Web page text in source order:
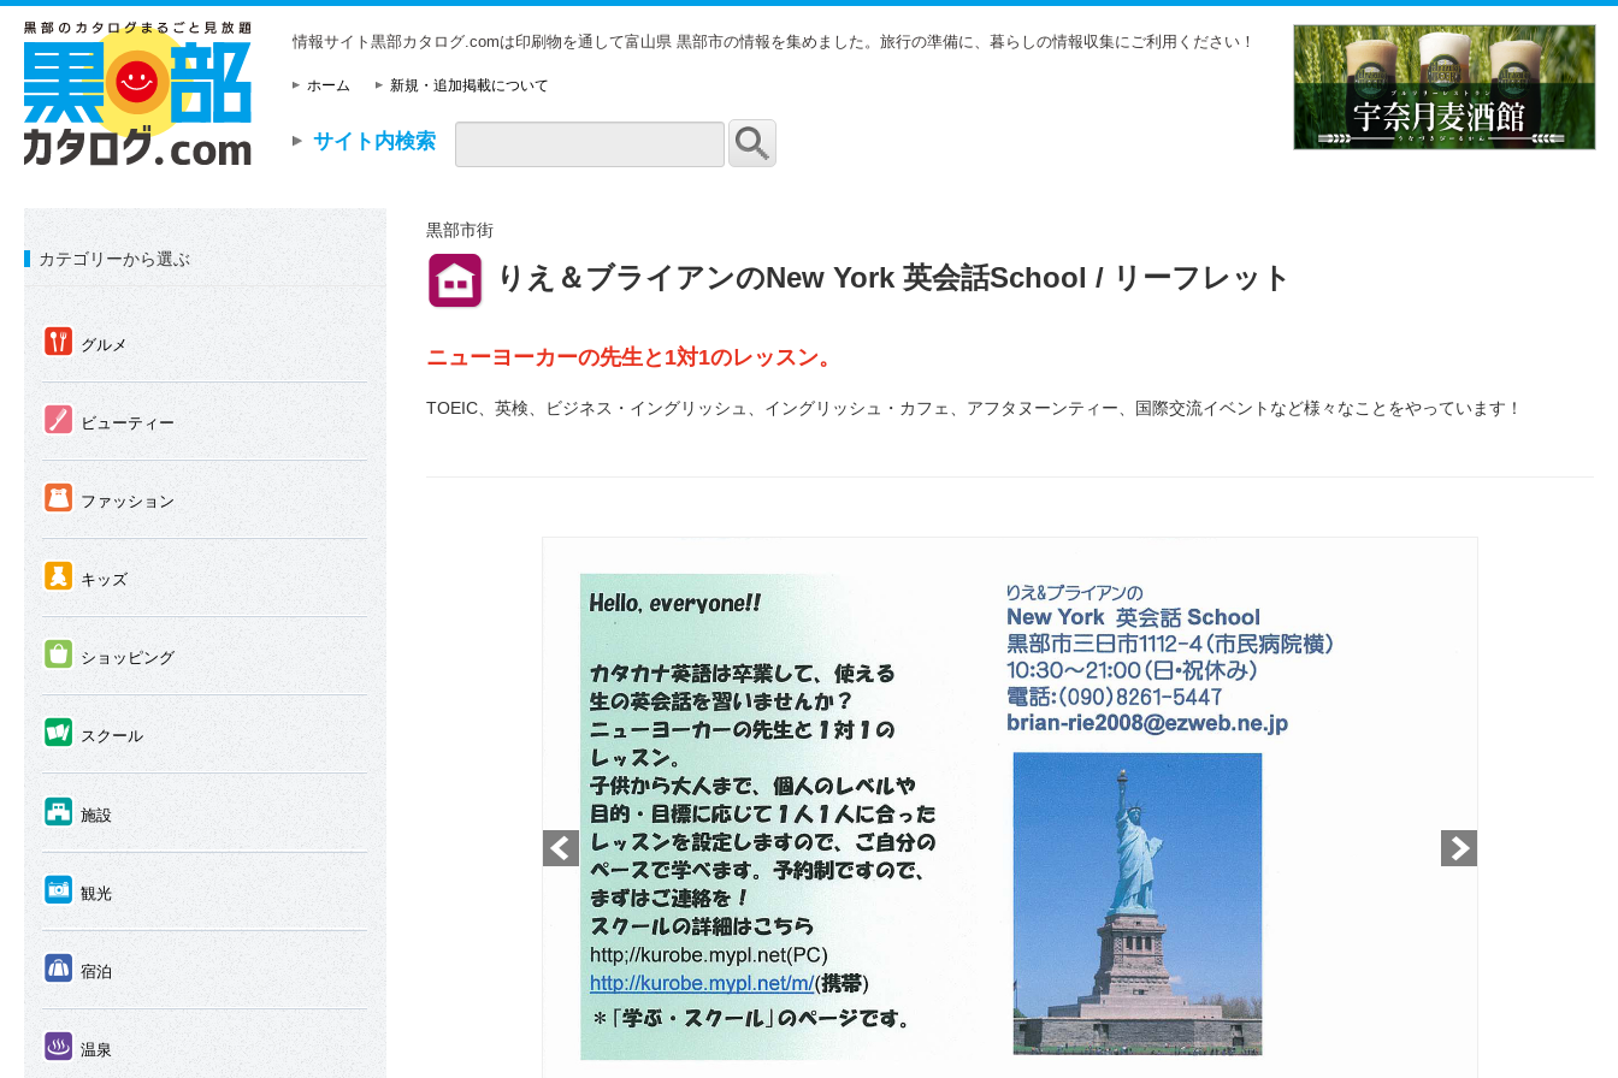
情報サイト黒部カタログ.comは印刷物を通して富山県 黒部市の情報を集めました。旅行の準備に、暮らしの情報収集にご利用ください！
ホーム 新規・追加掲載について
サイト内検索
カテゴリーから選ぶ
① グルメ
② ビューティー
③ ファッション
④ キッズ
⑤ ショッピング
⑥ スクール
⑦ 施設
⑧ 観光
⑨ 宿泊
⑩ 温泉
黒部市街
⑪ りえ＆ブライアンのNew York 英会話School / リーフレット
ニューヨーカーの先生と1対1のレッスン。
TOEIC、英検、ビジネス・イングリッシュ、イングリッシュ・カフェ、アフタヌーンティー、国際交流イベントなど様々なことをやっています！